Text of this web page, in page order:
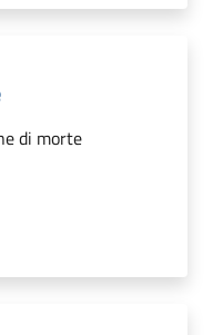
di morte